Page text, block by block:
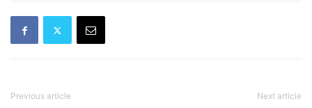
Previous article Next article